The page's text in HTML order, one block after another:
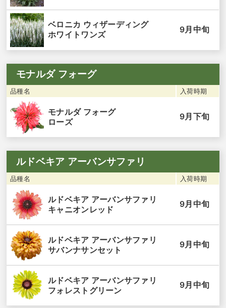
ベロニカ ウィザーディング
ホワイトワンズ
9月中旬
モナルダ フォーグ
品種名 入荷時期
モナルダ フォーグ
ローズ
9月下旬
ルドベキア アーバンサファリ
品種名 入荷時期
ルドベキア アーバンサファリ
キャニオンレッド
9月中旬
ルドベキア アーバンサファリ
サバンナサンセット
9月中旬
ルドベキア アーバンサファリ
フォレストグリーン
9月中旬